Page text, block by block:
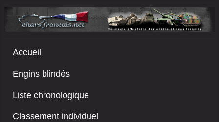
Accueil
Engins blindés
Liste chronologique
Classement individuel